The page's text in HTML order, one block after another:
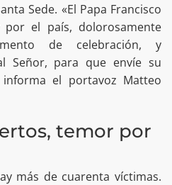
Sede. «El Papa Francisco
el país, dolorosamente
de celebración, y
Señor, para que envíe su
el portavoz Matteo
temor por
más de cuarenta víctimas.